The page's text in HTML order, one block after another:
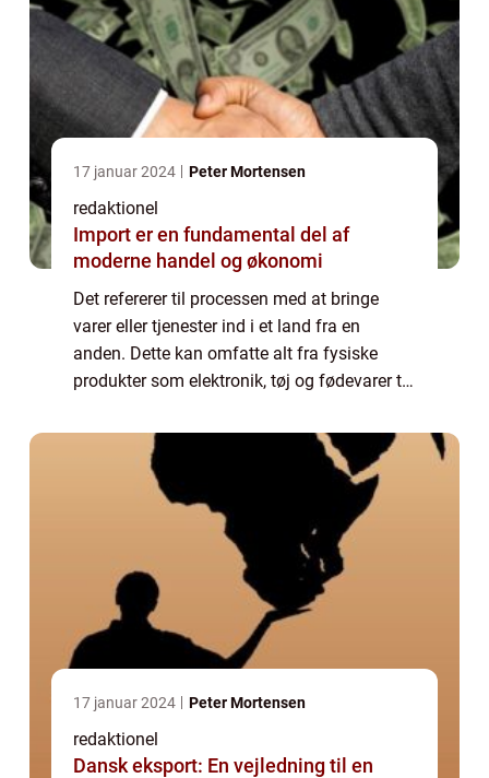
17 januar 2024 Peter Mortensen
redaktionel
Import er en fundamental del af
moderne handel og økonomi
Det refererer til processen med at bringe
varer eller tjenester ind i et land fra en
anden. Dette kan omfatte alt fra fysiske
produkter som elektronik, tøj og fødevarer til
teknologiudvikling og turisme. For de, der er
17 januar 2024 Peter Mortensen
redaktionel
Dansk eksport: En vejledning til en